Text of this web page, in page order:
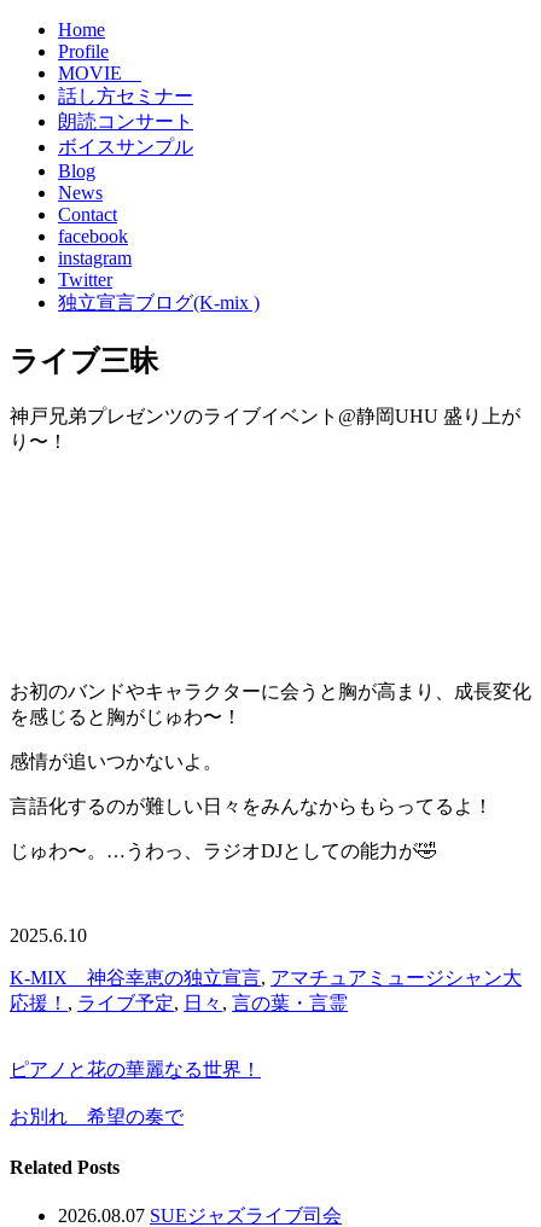
Home
Profile
MOVIE
話し方セミナー
朗読コンサート
ボイスサンプル
Blog
News
Contact
facebook
instagram
Twitter
独立宣言ブログ(K-mix )
ライブ三昧
神戸兄弟プレゼンツのライブイベント@静岡UHU 盛り上が
り〜！
お初のバンドやキャラクターに会うと胸が高まり、成長変化
を感じると胸がじゅわ〜！
感情が追いつかないよ。
言語化するのが難しい日々をみんなからもらってるよ！
じゅわ〜。…うわっ、ラジオDJとしての能力が🤣
2025.6.10
K-MIX 神谷幸恵の独立宣言, アマチュアミュージシャン大
応援！ , ライブ予定, 日々 , 言の葉・言霊
ピアノと花の華麗なる世界！
お別れ 希望の奏で
Related Posts
2026.08.07 SUEジャズライブ司会